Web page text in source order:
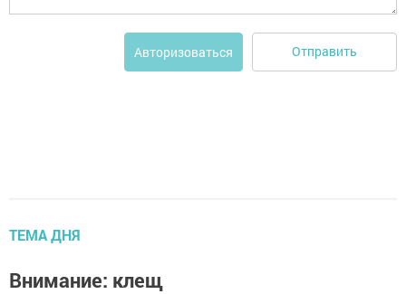
Авторизоваться Отправить
ТЕМА ДНЯ
Внимание: клещ